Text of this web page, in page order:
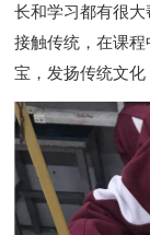
长和学习都有很
接触传统，在课
宝，发扬传统文化